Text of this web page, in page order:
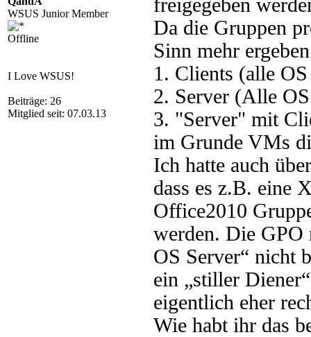
WSUS Junior Member
Offline
I Love WSUS!
Beiträge: 26
Mitglied seit: 07.03.13
freigegeben
Da die Gruppen
Sinn mehr
1. Clients (alle
2. Server (Alle
3. "Server" mit
im Grunde VMs
Ich hatte auch
dass es z.B. eine
Office2010
werden. Die
OS Server“ nicht
ein „stiller
eigentlich eher
Wie habt ihr das